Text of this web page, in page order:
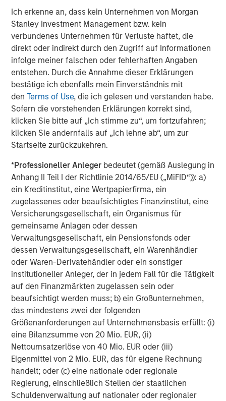
Ich erkenne an, dass kein Unternehmen von Morgan
Stanley Investment Management bzw. kein
verbundenes Unternehmen für Verluste haftet, die
direkt oder indirekt durch den Zugriff auf Informationen
infolge meiner falschen oder fehlerhaften Angaben
entstehen. Durch die Annahme dieser Erklärungen
bestätige ich ebenfalls mein Einverständnis mit
denTerms of Use, die ich gelesen und verstanden habe.
Sofern die vorstehenden Erklärungen korrekt sind,
klicken Sie bitte auf „Ich stimme zu“, um fortzufahren;
klicken Sie andernfalls auf „Ich lehne ab“, um zur
Startseite zurückzukehren.
*Professioneller Anleger bedeutet (gemäß Auslegung in
Anhang II Teil I der Richtlinie 2014/65/EU („MiFID“)): a)
ein Kreditinstitut, eine Wertpapierfirma, ein
zugelassenes oder beaufsichtigtes Finanzinstitut, eine
Versicherungsgesellschaft, ein Organismus für
gemeinsame Anlagen oder dessen
Verwaltungsgesellschaft, ein Pensionsfonds oder
dessen Verwaltungsgesellschaft, ein Warenhändler
oder Waren-Derivatehändler oder ein sonstiger
institutioneller Anleger, der in jedem Fall für die Tätigkeit
auf den Finanzmärkten zugelassen sein oder
beaufsichtigt werden muss; b) ein Großunternehmen,
das mindestens zwei der folgenden
Größenanforderungen auf Unternehmensbasis erfüllt: (i)
eine Bilanzsumme von 20 Mio. EUR, (ii)
Nettoumsatzerlöse von 40 Mio. EUR oder (iii)
Eigenmittel von 2 Mio. EUR, das für eigene Rechnung
handelt; oder (c) eine nationale oder regionale
Regierung, einschließlich Stellen der staatlichen
Schuldenverwaltung auf nationaler oder regionaler
Anthropics Anfang Februar hat ein sich über neun Monate
aufgebautes Narrativ bekräftigt: dass KI die Disruption
von Software- und datenbezogenen Geschäftsmodellen
beschleunigen könnte. Spekulative Kommentare 4 zur
Zukunft von Bürotätigkeiten verstärkten vorhandene
Befürchtungen, sodass es an den Aktienmärkten zu einer
ausgeprägten Rotation kam. Investoren haben Zuflucht in
„HALO“-Aktien 5gesucht, Unternehmen mit
umfangreichen physischen Vermögenswerten und einem
als geringer wahrgenommenen Risiko technologischer
Obsoleszenz.
An dieser Stelle mahnen wir zur Vorsicht: Auch wenn
immaterielle Geschäftsmodelle derzeit kritisch geprüft
werden, hat eine Umschichtung in stärker kapitalintensive
und zyklische Sektoren neue Risiken zufolge. Diese
Unternehmen sind häufig stärker der wirtschaftlichen
Volatilität, dem Druck steigender Inputkosten und
Störungen in den Lieferketten ausgesetzt – Faktoren, die
im aktuellen Umfeld zunehmend an Bedeutung gewinnen.
Wie immer sind wir der Überzeugung, dass ein selektiver
Ansatz entscheidend ist.
Anpassungsfähigkeit und Sachlichkeit
Die Marktrotation hat ein anspruchsvolles Umfeld für
unseren langjährigen Fokus auf kapitalarme
Kapitalvermehrer mit nachhaltigen Wettbewerbsvorteilen
geschaffen. Von besonderer Bedeutung ist, dass das
Gewinnwachstum unserer Portfoliounternehmen im
Allgemeinen robust geblieben ist. Viele Aktien waren
jedoch mit deutlichen Bewertungsabschlägen
konfrontiert.
Unsere Reaktion war diszipliniert und analytisch. Wir